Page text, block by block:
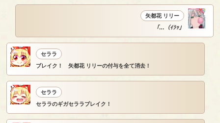
矢都花 リリー
「…（ｲﾗｯ」
セララ
ブレイク！ 矢都花 リリーの付与を全て消去！
セララ
セララのギガセララブレイク！